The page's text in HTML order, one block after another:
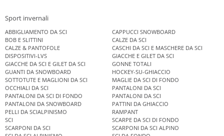
Sport invernali
ABBIGLIAMENTO DA SCI
CAPPUCCI SNOWBOARD
BOB E SLITTINI
CALZE DA SCI
CALZE & PANTOFOLE
CASCHI DA SCI E MASCHERE DA SCI
DISPOSITIVI-LVS
GIACCHE E GILET DA SCI
GIACCHE DA SCI E GILET DA SCI
GONNE TOTALI
GUANTI DA SNOWBOARD
HOCKEY-SU-GHIACCIO
SOTTOTUTE E MAGLIONI DA SCI
MAGLIE DA SCI DI FONDO
OCCHIALI DA SCI
PANTALONI DA SCI
PANTALONI DA SCI DI FONDO
PANTALONI DA SCI
PANTALONI DA SNOWBOARD
PATTINI DA GHIACCIO
PELLI DA SCIALPINISMO
RAMPANT
SCI
SCARPE DA SCI DI FONDO
SCARPONI DA SCI
SCARPONI DA SCI ALPINO